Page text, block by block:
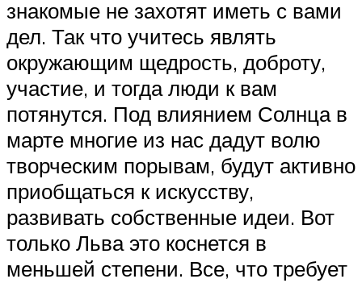
знакомые не захотят иметь с вами
дел. Так что учитесь являть
окружающим щедрость, доброту,
участие, и тогда люди к вам
потянутся. Под влиянием Солнца в
марте многие из нас дадут волю
творческим порывам, будут активно
приобщаться к искусству,
развивать собственные идеи. Вот
только Льва это коснется в
меньшей степени. Все, что требует